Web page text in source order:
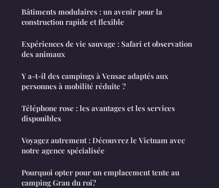
Bâtiments modulaires : un avenir pour la
construction rapide et flexible
Expériences de vie sauvage : Safari et observation
des animaux
Y a-t-il des campings à Vensac adaptés aux
personnes à mobilité réduite ?
Téléphone rose : les avantages et les services
disponibles
Voyagez autrement : Découvrez le Vietnam avec
notre agence spécialisée
Pourquoi opter pour un emplacement tente au
camping Grau du roi?